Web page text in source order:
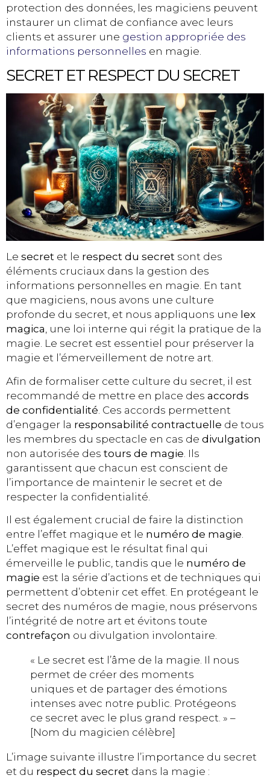
protection des données, les magiciens peuvent
instaurer un climat de confiance avec leurs
clients et assurer une gestion appropriée des
informations personnelles en magie.
SECRET ET RESPECT DU SECRET
Le secret et le respect du secret sont des
éléments cruciaux dans la gestion des
informations personnelles en magie. En tant
que magiciens, nous avons une culture
profonde du secret, et nous appliquons une lex
magica, une loi interne qui régit la pratique de la
magie. Le secret est essentiel pour préserver la
magie et l’émerveillement de notre art.
Afin de formaliser cette culture du secret, il est
recommandé de mettre en place des accords
de confidentialité . Ces accords permettent
d’engager la responsabilité contractuelle de tous
les membres du spectacle en cas de divulgation
non autorisée des tours de magie . Ils
garantissent que chacun est conscient de
l’importance de maintenir le secret et de
respecter la confidentialité.
Il est également crucial de faire la distinction
entre l’effet magique et le numéro de magie.
L’effet magique est le résultat final qui
émerveille le public, tandis que le numéro de
magie est la série d’actions et de techniques qui
permettent d’obtenir cet effet. En protégeant le
secret des numéros de magie, nous préservons
l’intégrité de notre art et évitons toute
contrefaçon ou divulgation involontaire.
« Le secret est l’âme de la magie. Il nous
permet de créer des moments
uniques et de partager des émotions
intenses avec notre public. Protégeons
ce secret avec le plus grand respect. » –
[Nom du magicien célèbre]
L’image suivante illustre l’importance du secret
et du respect du secret dans la magie :